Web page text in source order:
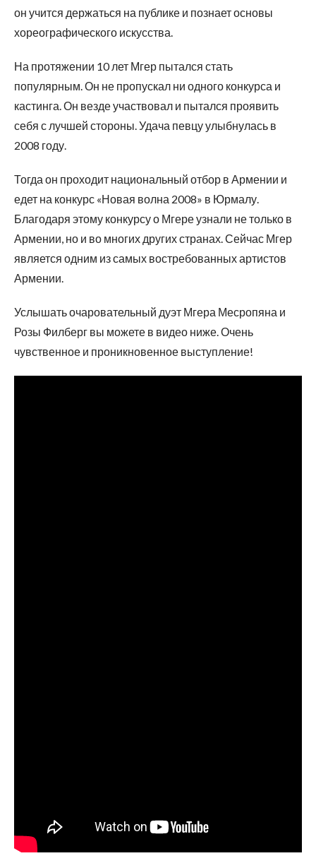
он учится держаться на публике и познает основы
хореографического искусства.
На протяжении 10 лет Мгер пытался стать
популярным. Он не пропускал ни одного конкурса и
кастинга. Он везде участвовал и пытался проявить
себя с лучшей стороны. Удача певцу улыбнулась в
2008 году.
Тогда он проходит национальный отбор в Армении и
едет на конкурс «Новая волна 2008» в Юрмалу.
Благодаря этому конкурсу о Мгере узнали не только в
Армении, но и во многих других странах. Сейчас Мгер
является одним из самых востребованных артистов
Армении.
Услышать очаровательный дуэт Мгера Месропяна и
Розы Филберг вы можете в видео ниже. Очень
чувственное и проникновенное выступление!